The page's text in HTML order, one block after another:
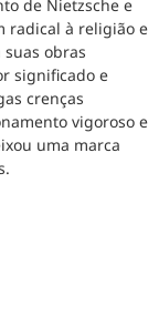
de Nietzsche e
radical à religião e
obras
significado e
crenças
vigoroso e
uma marca